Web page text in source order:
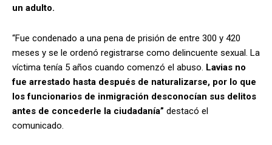
un adulto.
“Fue condenado a una pena de prisión de entre 300 y 420
meses y se le ordenó registrarse como delincuente sexual. La
víctima tenía 5 años cuando comenzó el abuso. Lavias no
fue arrestado hasta después de naturalizarse, por lo que
los funcionarios de inmigración desconocían sus delitos
antes de concederle la ciudadanía” destacó el
comunicado.